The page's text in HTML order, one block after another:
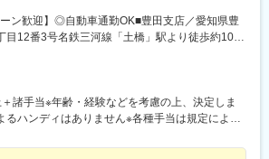
ーン歓迎】◎自動車通勤OK■豊田支店／愛知県豊
目12番3号名鉄三河線「土橋」駅より徒歩約10分
し★本人の合意を得た上で、キャリアアップの
京や静岡への転勤となる可能性があります。※受
諸手当※年齢・経験などを考慮の上、決定しま
るハンディはありません※各種手当は規定により
テップアップできるチャンスを設けています。